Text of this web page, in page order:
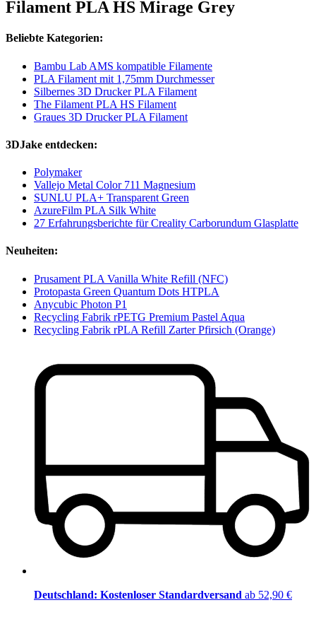
Filament PLA HS Mirage Grey
Beliebte Kategorien:
Bambu Lab AMS kompatible Filamente
PLA Filament mit 1,75mm Durchmesser
Silbernes 3D Drucker PLA Filament
The Filament PLA HS Filament
Graues 3D Drucker PLA Filament
3DJake entdecken:
Polymaker
Vallejo Metal Color 711 Magnesium
SUNLU PLA+ Transparent Green
AzureFilm PLA Silk White
27 Erfahrungsberichte für Creality Carborundum Glasplatte
Neuheiten:
Prusament PLA Vanilla White Refill (NFC)
Protopasta Green Quantum Dots HTPLA
Anycubic Photon P1
Recycling Fabrik rPETG Premium Pastel Aqua
Recycling Fabrik rPLA Refill Zarter Pfirsich (Orange)
Deutschland: Kostenloser Standardversand ab 52,90 €